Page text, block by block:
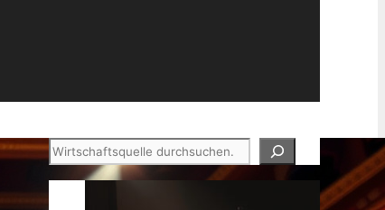
Suchen